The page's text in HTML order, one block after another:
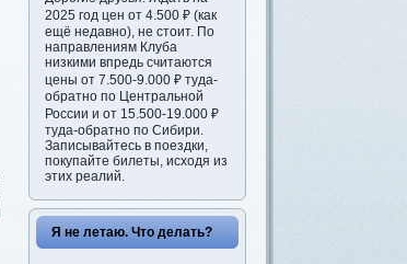
2025 год цен от 4.500 ₽ (как
ещё недавно), не стоит. По
направлениям Клуба
низкими впредь считаются
цены от 7.500-9.000 ₽ туда-
обратно по Центральной
России и от 15.500-19.000 ₽
туда-обратно по Сибири.
Записывайтесь в поездки,
покупайте билеты, исходя из
этих реалий.
Я не летаю. Что делать?